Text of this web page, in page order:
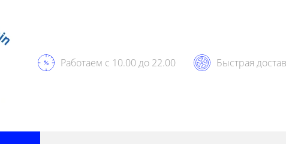
Работаем с 10.00 до 22.00 Быстрая